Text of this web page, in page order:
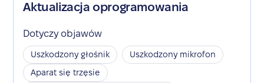
Aktualizacja oprogramowania
Dotyczy objawów
Uszkodzony głośnik
Uszkodzony mikrofon
Aparat się trzęsie